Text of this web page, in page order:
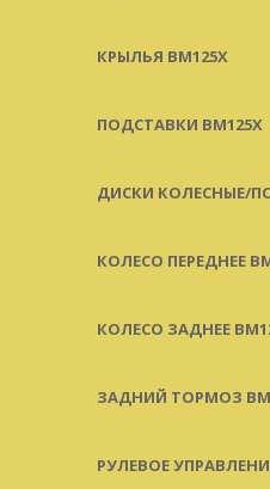
КРЫЛЬЯ BM125X
ПОДСТАВКИ BM125X
ДИСКИ КОЛЕСНЫЕ/
КОЛЕСО ПЕРЕДНЕЕ
КОЛЕСО ЗАДНЕЕ
ЗАДНИЙ ТОРМОЗ
РУЛЕВОЕ